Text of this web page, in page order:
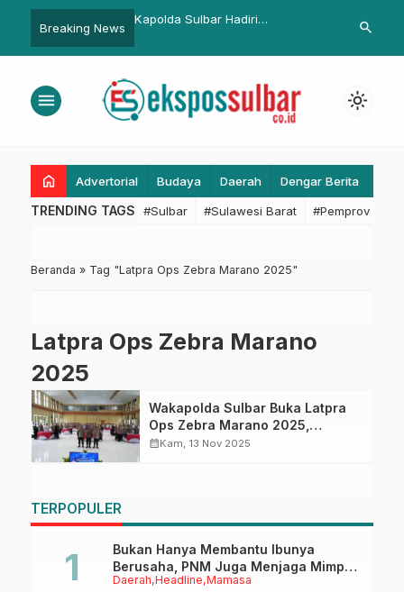
Breaking News
Apel Pagi Rutin
Kapolda Sulbar Hadiri
Dukung Ketahanan Pangan
FKKPD
Penguatan
search
menu light_mode
home Advertorial Budaya Daerah Dengar Berita
TRENDING TAGS #Sulbar #Sulawesi Barat #Pemprov
Beranda » Tag "Latpra Ops Zebra Marano 2025"
Latpra Ops Zebra Marano
2025
Wakapolda Sulbar Buka Latpra
Ops Zebra Marano 2025,
Tekankan Pentingnya
calendar_monthKam, 13 Nov 2025
TERPOPULER
Daerah Headline Mamasa
Bukan Hanya Membantu Ibunya
Berusaha, PNM Juga Menjaga Mimpi
Anaknya Untuk Menggapai Cita-Cita